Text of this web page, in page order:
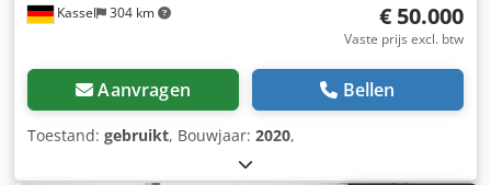
Kassel 304 km € 50.000
Vaste prijs excl. btw
Aanvragen Bellen
Toestand: gebruikt, Bouwjaar: 2020,